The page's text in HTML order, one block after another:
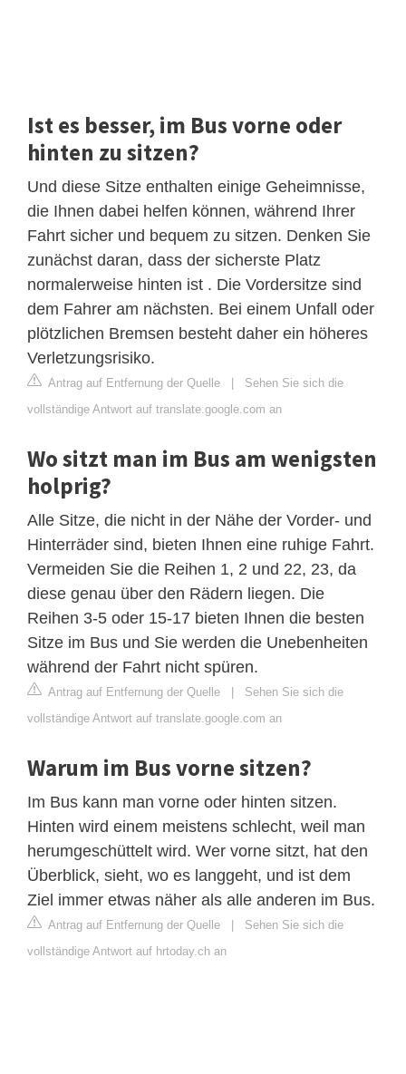
Ist es besser, im Bus vorne oder
hinten zu sitzen?
Und diese Sitze enthalten einige Geheimnisse,
die Ihnen dabei helfen können, während Ihrer
Fahrt sicher und bequem zu sitzen. Denken Sie
zunächst daran, dass der sicherste Platz
normalerweise hinten ist . Die Vordersitze sind
dem Fahrer am nächsten. Bei einem Unfall oder
plötzlichen Bremsen besteht daher ein höheres
Verletzungsrisiko.
Antrag auf Entfernung der Quelle | Sehen Sie sich die
vollständige Antwort auf translate.google.com an
Wo sitzt man im Bus am wenigsten
holprig?
Alle Sitze, die nicht in der Nähe der Vorder- und
Hinterräder sind, bieten Ihnen eine ruhige Fahrt.
Vermeiden Sie die Reihen 1, 2 und 22, 23, da
diese genau über den Rädern liegen. Die
Reihen 3-5 oder 15-17 bieten Ihnen die besten
Sitze im Bus und Sie werden die Unebenheiten
während der Fahrt nicht spüren.
Antrag auf Entfernung der Quelle | Sehen Sie sich die
vollständige Antwort auf translate.google.com an
Warum im Bus vorne sitzen?
Im Bus kann man vorne oder hinten sitzen.
Hinten wird einem meistens schlecht, weil man
herumgeschüttelt wird. Wer vorne sitzt, hat den
Überblick, sieht, wo es langgeht, und ist dem
Ziel immer etwas näher als alle anderen im Bus.
Antrag auf Entfernung der Quelle | Sehen Sie sich die
vollständige Antwort auf hrtoday.ch an